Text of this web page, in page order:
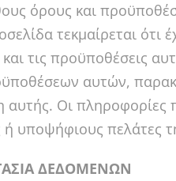
όρους και
τεκμαίρεται ότι
τις προϋποθέσεις
αυτών,
αυτής. Οι
υποψήφιους πελάτες
ΔΕΔΟΜΕΝΩΝ